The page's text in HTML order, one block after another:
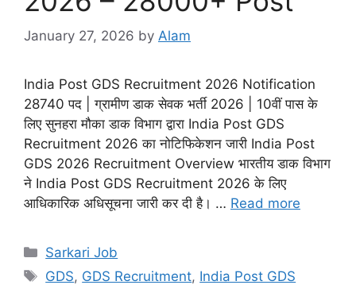
January 27, 2026 by Alam
India Post GDS Recruitment 2026 Notification
28740 पद | ग्रामीण डाक सेवक भर्ती 2026 | 10वीं पास के
लिए सुनहरा मौका डाक विभाग द्वारा India Post GDS
Recruitment 2026 का नोटिफिकेशन जारी India Post
GDS 2026 Recruitment Overview भारतीय डाक विभाग
ने India Post GDS Recruitment 2026 के लिए
आधिकारिक अधिसूचना जारी कर दी है। … Read more
Sarkari Job
GDS, GDS Recruitment, India Post GDS